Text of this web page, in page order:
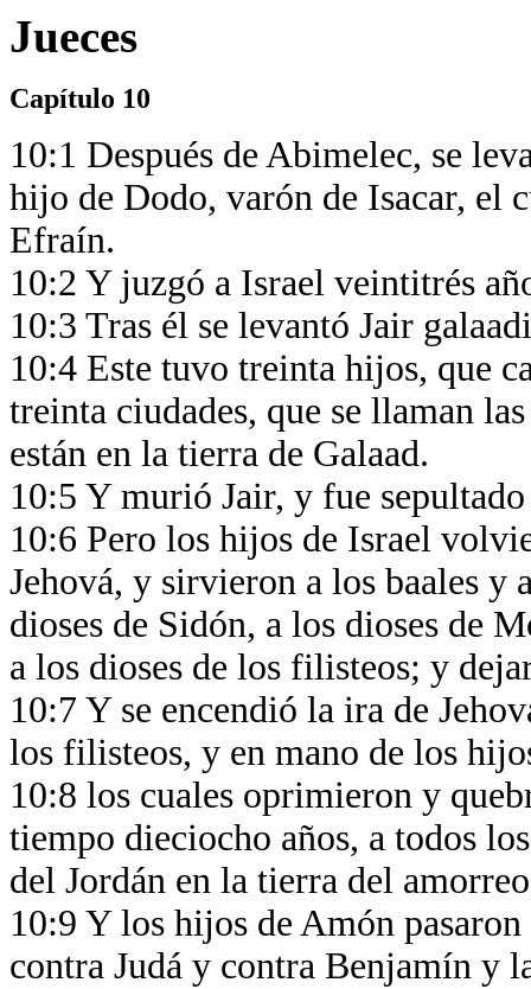
Jueces
Capítulo 10
10:1 Después de Abimelec, se
hijo de Dodo, varón de Isacar, el
Efraín.
10:2 Y juzgó a Israel veintitrés
10:3 Tras él se levantó Jair
10:4 Este tuvo treinta hijos, que
treinta ciudades, que se llaman
están en la tierra de Galaad.
10:5 Y murió Jair, y fue
10:6 Pero los hijos de Israel
Jehová, y sirvieron a los baales y
dioses de Sidón, a los dioses de
a los dioses de los filisteos; y
10:7 Y se encendió la ira de
los filisteos, y en mano de los
10:8 los cuales oprimieron y
tiempo dieciocho años, a todos
del Jordán en la tierra del
10:9 Y los hijos de Amón
contra Judá y contra Benjamín y